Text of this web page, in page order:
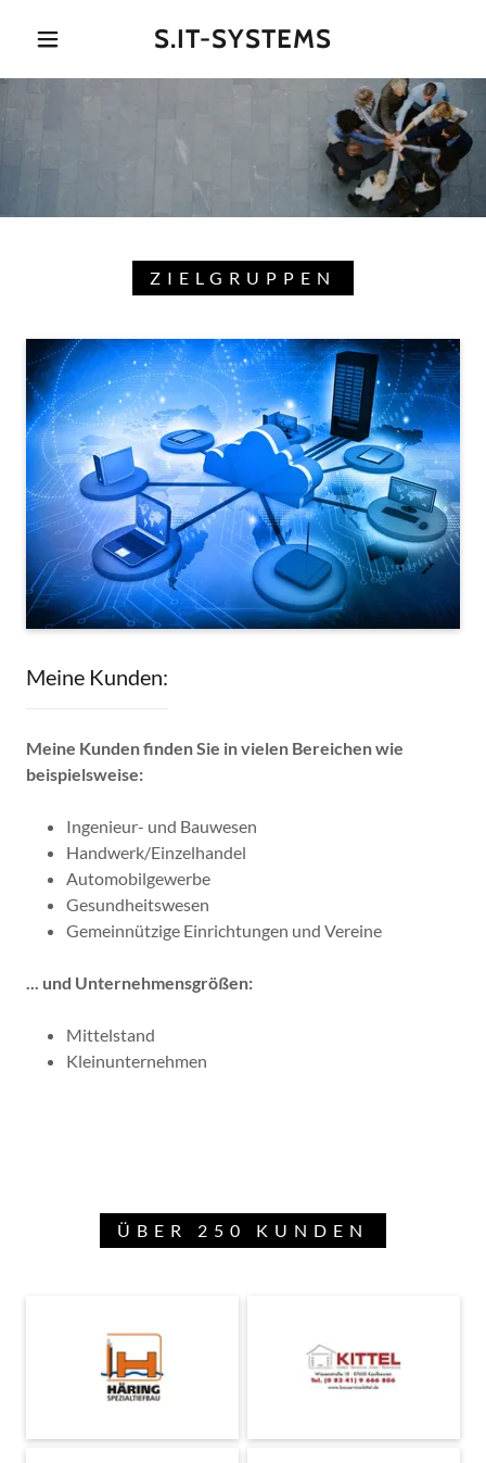
S.IT-SYSTEMS
ZIELGRUPPEN
Meine Kunden:
Meine Kunden finden Sie in vielen Bereichen wie
beispielsweise:
Ingenieur- und Bauwesen
Handwerk/Einzelhandel
Automobilgewerbe
Gesundheitswesen
Gemeinnützige Einrichtungen und Vereine
... und Unternehmensgrößen:
Mittelstand
Kleinunternehmen
ÜBER 250 KUNDEN